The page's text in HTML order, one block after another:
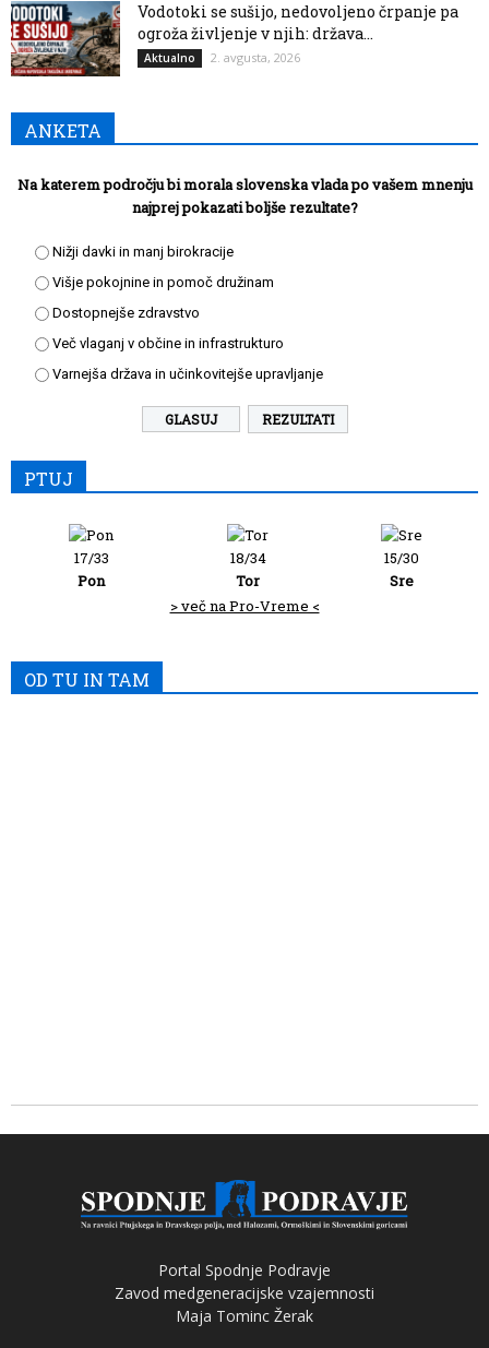
Vodotoki se sušijo, nedovoljeno črpanje pa
ogroža življenje v njih: država...
Aktualno 2. avgusta, 2026
ANKETA
Na katerem področju bi morala slovenska vlada po vašem mnenju
najprej pokazati boljše rezultate?
Nižji davki in manj birokracije
Višje pokojnine in pomoč družinam
Dostopnejše zdravstvo
Več vlaganj v občine in infrastrukturo
Varnejša država in učinkovitejše upravljanje
REZULTATI
PTUJ
17/33
Pon
18/34
Tor
15/30
Sre
> več na Pro-Vreme <
OD TU IN TAM
Portal Spodnje Podravje
Zavod medgeneracijske vzajemnosti
Maja Tominc Žerak